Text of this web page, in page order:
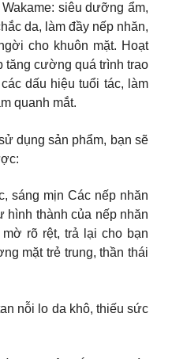
siêu dưỡng ẩm,
da, làm đầy nếp nhăn,
cho khuôn mặt. Hoạt
tăng cường quá trình trao
dấu hiệu tuổi tác, làm
quanh mắt.
dụng sản phẩm, bạn sẽ
sáng mịn Các nếp nhăn
hình thành của nếp nhăn
mờ rõ rệt, trả lại cho bạn
mặt trẻ trung, thần thái
nỗi lo da khô, thiếu sức